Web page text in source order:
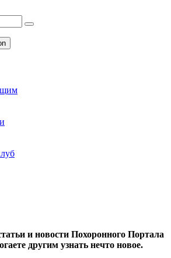
и новости Похоронного Портала
другим узнать нечто новое.